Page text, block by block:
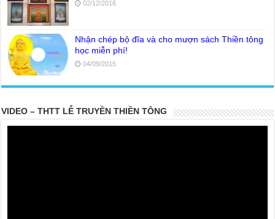
02/12/2016
Nhận chép bộ đĩa và cho mượn sách Thiền tông
học miễn phí!
04/09/2015
VIDEO – THTT LỄ TRUYỀN THIỀN TÔNG